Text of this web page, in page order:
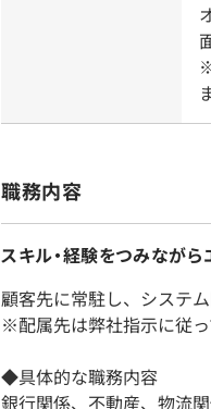
職務内容
スキル・経験をつみながら
顧客先に常駐し、システ
※配属先は弊社指示に従っ
◆具体的な職務内容
銀行関係、不動産、物流